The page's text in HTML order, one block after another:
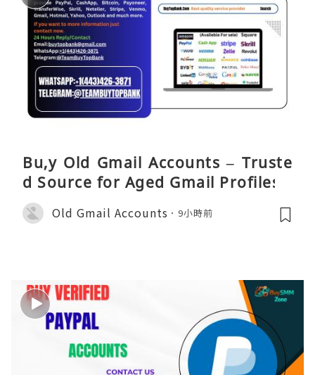
Bu,y Old Gmail Accounts – Truste
d Source for Aged Gmail Profiles
Old Gmail Accounts 9小時前